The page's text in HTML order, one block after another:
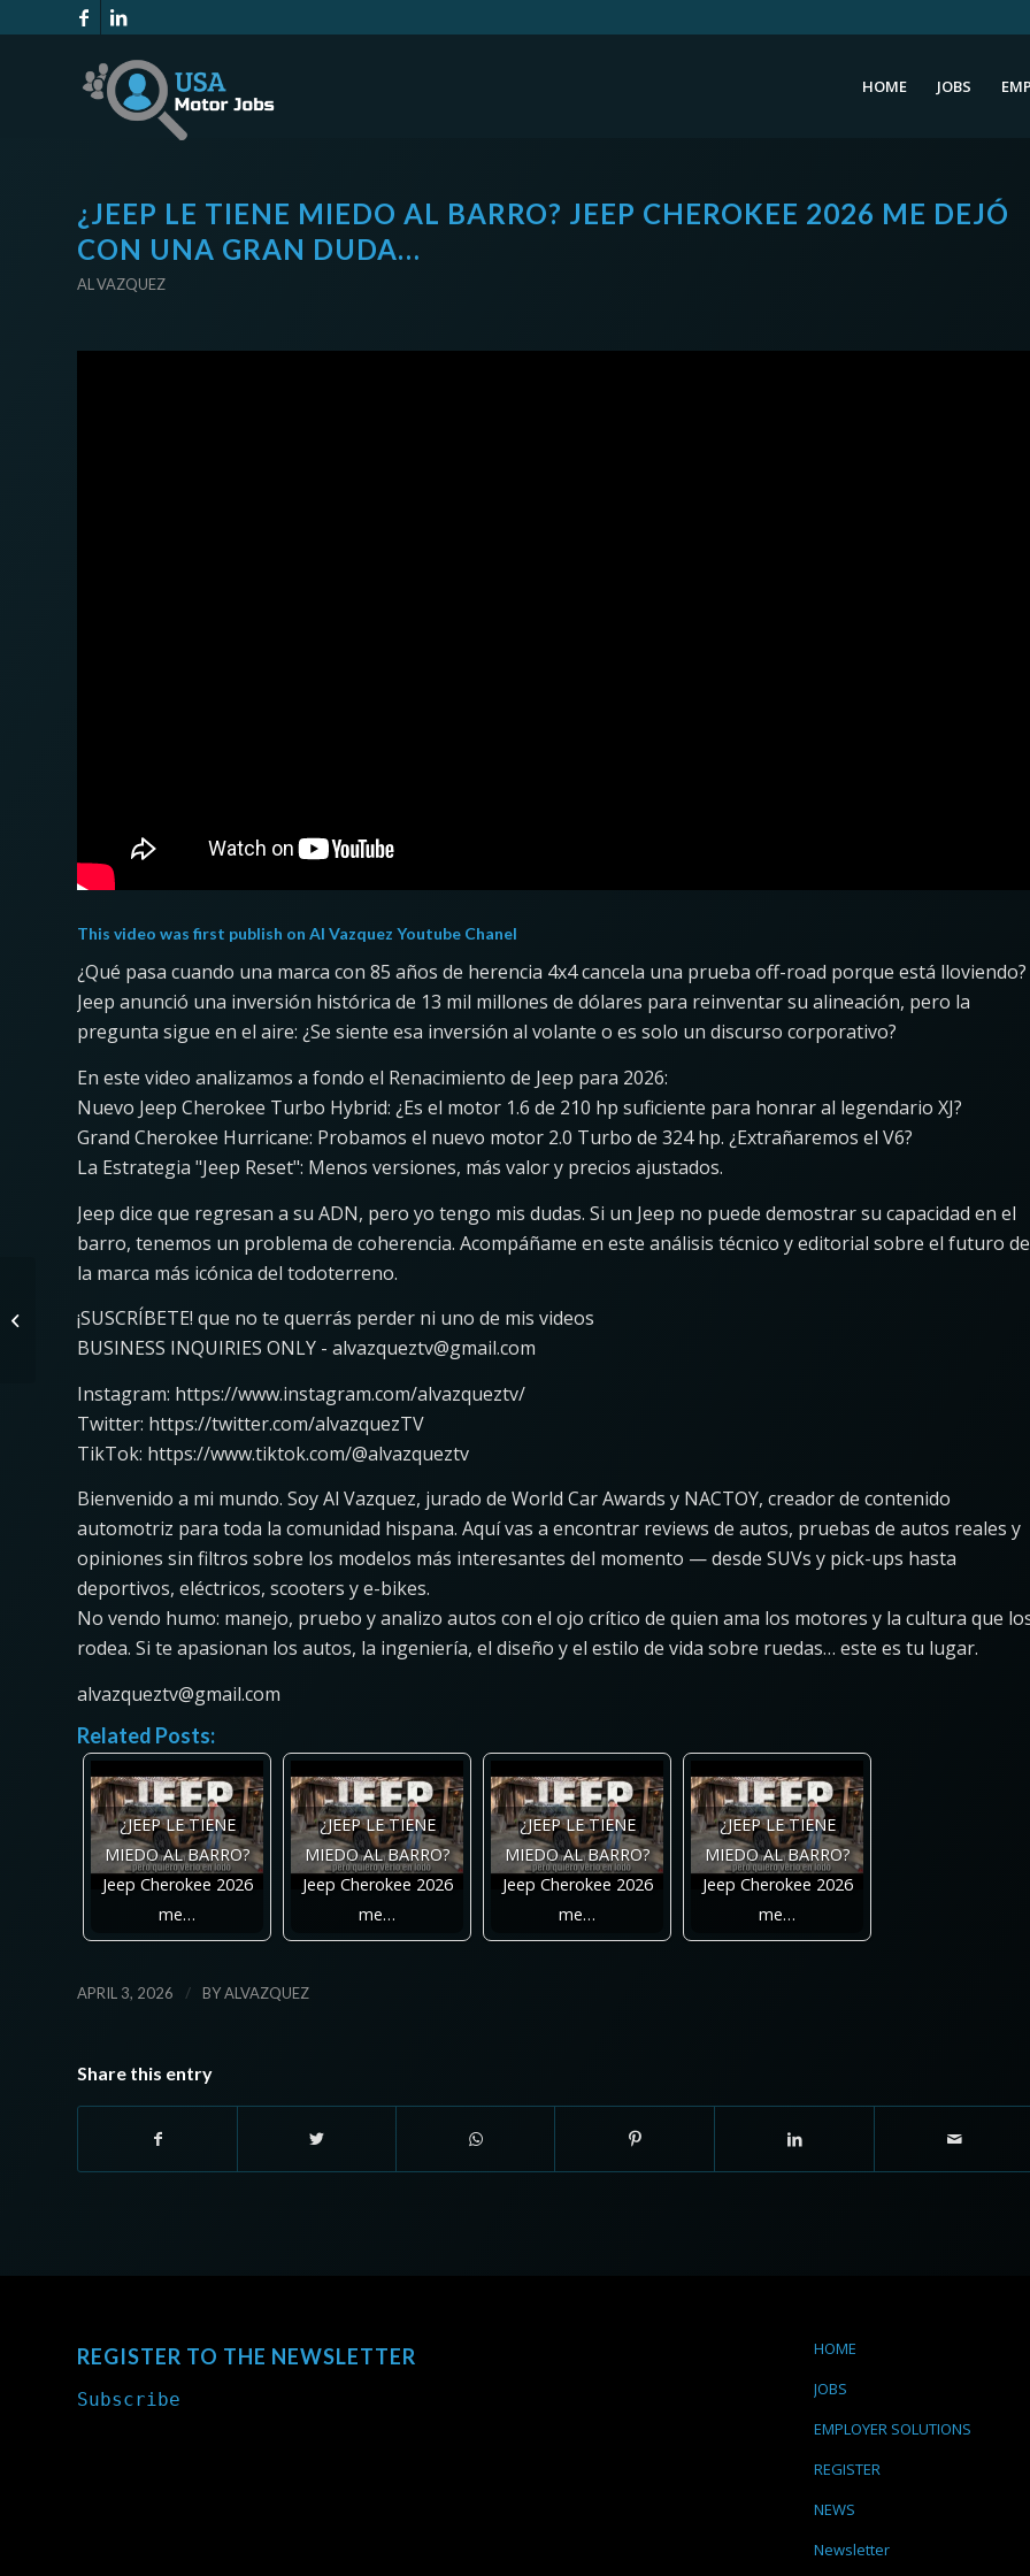
HOME JOBS
¿JEEP LE TIENE MIEDO AL BARRO? JEEP CHEROKEE 2026 ME DEJÓ
CON UNA GRAN DUDA…
AL VAZQUEZ
This video was first publish on Al Vazquez Youtube Chanel
¿Qué pasa cuando una marca con 85 años de herencia 4x4 cancela una prueba off-road porque está lloviendo?
Jeep anunció una inversión histórica de 13 mil millones de dólares para reinventar su alineación, pero la
pregunta sigue en el aire: ¿Se siente esa inversión al volante o es solo un discurso corporativo?
En este video analizamos a fondo el Renacimiento de Jeep para 2026:
Nuevo Jeep Cherokee Turbo Hybrid: ¿Es el motor 1.6 de 210 hp suficiente para honrar al legendario XJ?
Grand Cherokee Hurricane: Probamos el nuevo motor 2.0 Turbo de 324 hp. ¿Extrañaremos el V6?
La Estrategia "Jeep Reset": Menos versiones, más valor y precios ajustados.
Jeep dice que regresan a su ADN, pero yo tengo mis dudas. Si un Jeep no puede demostrar su capacidad en el
barro, tenemos un problema de coherencia. Acompáñame en este análisis técnico y editorial sobre el futuro de
la marca más icónica del todoterreno.
¡SUSCRÍBETE! que no te querrás perder ni uno de mis videos
BUSINESS INQUIRIES ONLY - alvazqueztv@gmail.com
Instagram: https://www.instagram.com/alvazqueztv/
Twitter: https://twitter.com/alvazquezTV
TikTok: https://www.tiktok.com/@alvazqueztv
Bienvenido a mi mundo. Soy Al Vazquez, jurado de World Car Awards y NACTOY, creador de contenido
automotriz para toda la comunidad hispana. Aquí vas a encontrar reviews de autos, pruebas de autos reales y
opiniones sin filtros sobre los modelos más interesantes del momento — desde SUVs y pick-ups hasta
deportivos, eléctricos, scooters y e-bikes.
No vendo humo: manejo, pruebo y analizo autos con el ojo crítico de quien ama los motores y la cultura que
rodea. Si te apasionan los autos, la ingeniería, el diseño y el estilo de vida sobre ruedas… este es tu lugar.
alvazqueztv@gmail.com
Related Posts:
¿JEEP LE TIENE
MIEDO AL BARRO?
Jeep Cherokee 2026
me…
¿JEEP LE TIENE
MIEDO AL BARRO?
Jeep Cherokee 2026
me…
¿JEEP LE TIENE
MIEDO AL BARRO?
Jeep Cherokee 2026
me…
¿JEEP LE TIENE
MIEDO AL BARRO?
Jeep Cherokee 2026
me…
APRIL 3, 2026 / BYALVAZQUEZ
Share this entry
REGISTER TO THE NEWSLETTER
Subscribe
HOME
JOBS
EMPLOYER SOLUTIONS
REGISTER
NEWS
Newsletter
Toyota Tacoma is HOT,
Ford is Not! 2026 Q1
Truck Sales Results
are In